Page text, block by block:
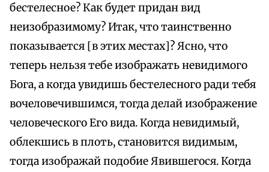
бестелесное? Как будет придан вид
неизобразимому? Итак, что таинственно
показывается [в этих местах]? Ясно, что
теперь нельзя тебе изображать невидимого
Бога, а когда увидишь бестелесного ради тебя
вочеловечившимся, тогда делай изображение
человеческого Его вида. Когда невидимый,
облекшись в плоть, становится видимым,
тогда изображай подобие Явившегося. Когда